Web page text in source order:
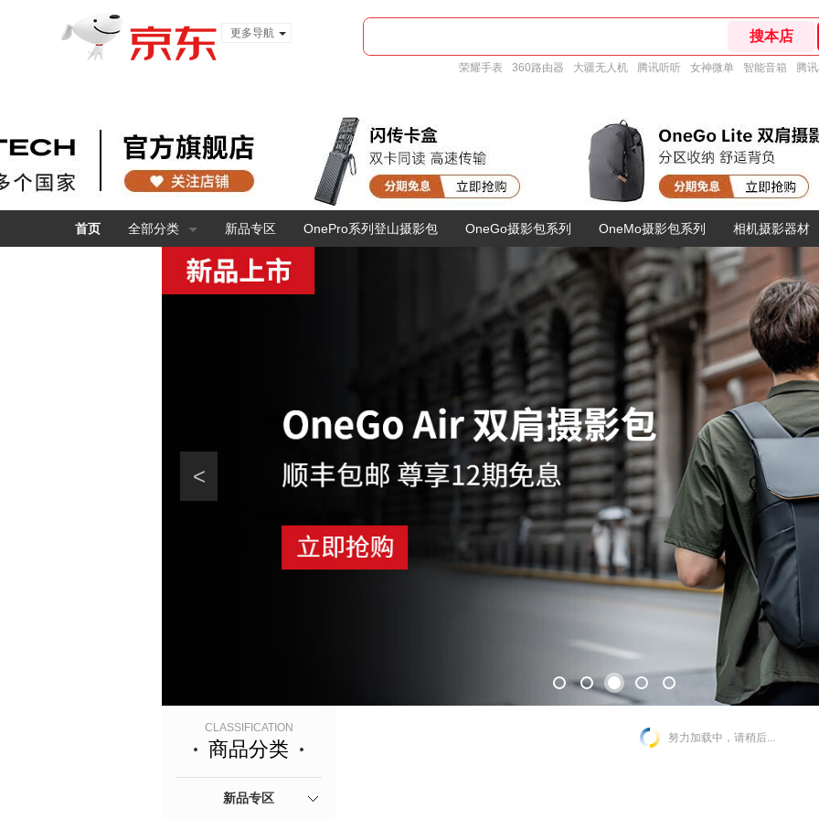
更多导航
荣耀手表 360路由器 大疆无人机 腾讯听听 女神微单 智能音箱 腾
首页 全部分类 新品专区 OnePro系列登山摄影包 OneGo摄影包系列 OneMo摄影包系列 相机摄影器材
<
CLASSIFICATION
商品分类
新品专区
努力加载中，请稍后...